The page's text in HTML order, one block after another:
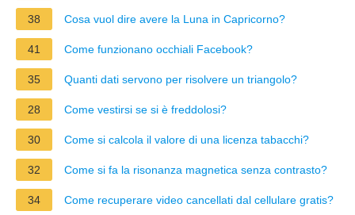
38 Cosa vuol dire avere la Luna in Capricorno?
41 Come funzionano occhiali Facebook?
35 Quanti dati servono per risolvere un triangolo?
28 Come vestirsi se si è freddolosi?
30 Come si calcola il valore di una licenza tabacchi?
32 Come si fa la risonanza magnetica senza contrasto?
34 Come recuperare video cancellati dal cellulare gratis?